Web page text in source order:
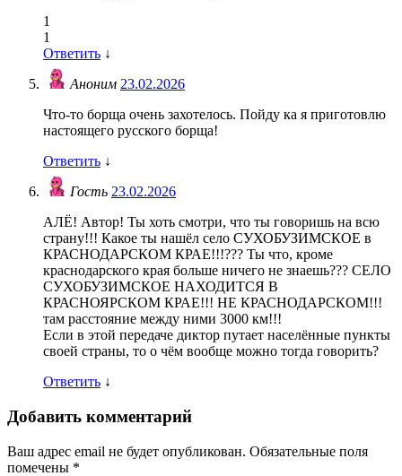
1
1
Ответить ↓
Аноним 23.02.2026
Что-то борща очень захотелось. Пойду ка я приготовлю
настоящего русского борща!
Ответить ↓
Гость 23.02.2026
АЛЁ! Автор! Ты хоть смотри, что ты говоришь на всю
страну!!! Какое ты нашёл село СУХОБУЗИМСКОЕ в
КРАСНОДАРСКОМ КРАЕ!!!??? Ты что, кроме
краснодарского края больше ничего не знаешь??? СЕЛО
СУХОБУЗИМСКОЕ НАХОДИТСЯ В
КРАСНОЯРСКОМ КРАЕ!!! НЕ КРАСНОДАРСКОМ!!!
там расстояние между ними 3000 км!!!
Если в этой передаче диктор путает населённые пункты
своей страны, то о чём вообще можно тогда говорить?
Ответить ↓
Добавить комментарий
Ваш адрес email не будет опубликован. Обязательные поля
помечены *